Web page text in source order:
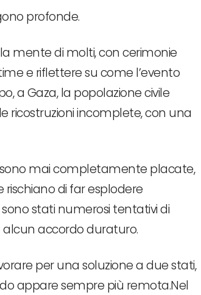
profonde.
mente di molti, con cerimonie
e riflettere su come l’evento
a Gaza, la popolazione civile
ricostruzioni incomplete, con una
sono mai completamente placate,
rischiano di far esplodere
stati numerosi tentativi di
accordo duraturo.
per una soluzione a due stati,
appare sempre più remota.Nel